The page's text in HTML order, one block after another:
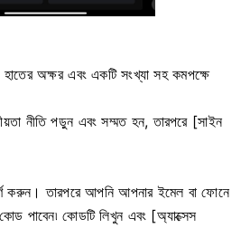
অক্ষর এবং একটি সংখ্যা সহ কমপক্ষে
নীতি পড়ুন এবং সম্মত হন, তারপরে [সাইন
করুন।তারপরে আপনি আপনার ইমেল বা ফোনে
পাবেন৷কোডটি লিখুন এবং [অ্যাক্সেস